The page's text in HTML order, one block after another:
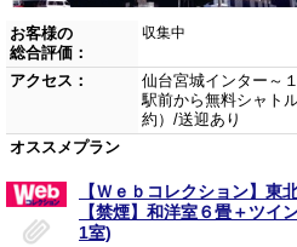
お客様の
総合評価：
収集中
アクセス：
仙台宮城インター～
駅前から無料シャト
約）/送迎あり
オススメプラン
【Ｗｅｂコレクション】
【禁煙】和洋室６畳＋ツイ
1室)